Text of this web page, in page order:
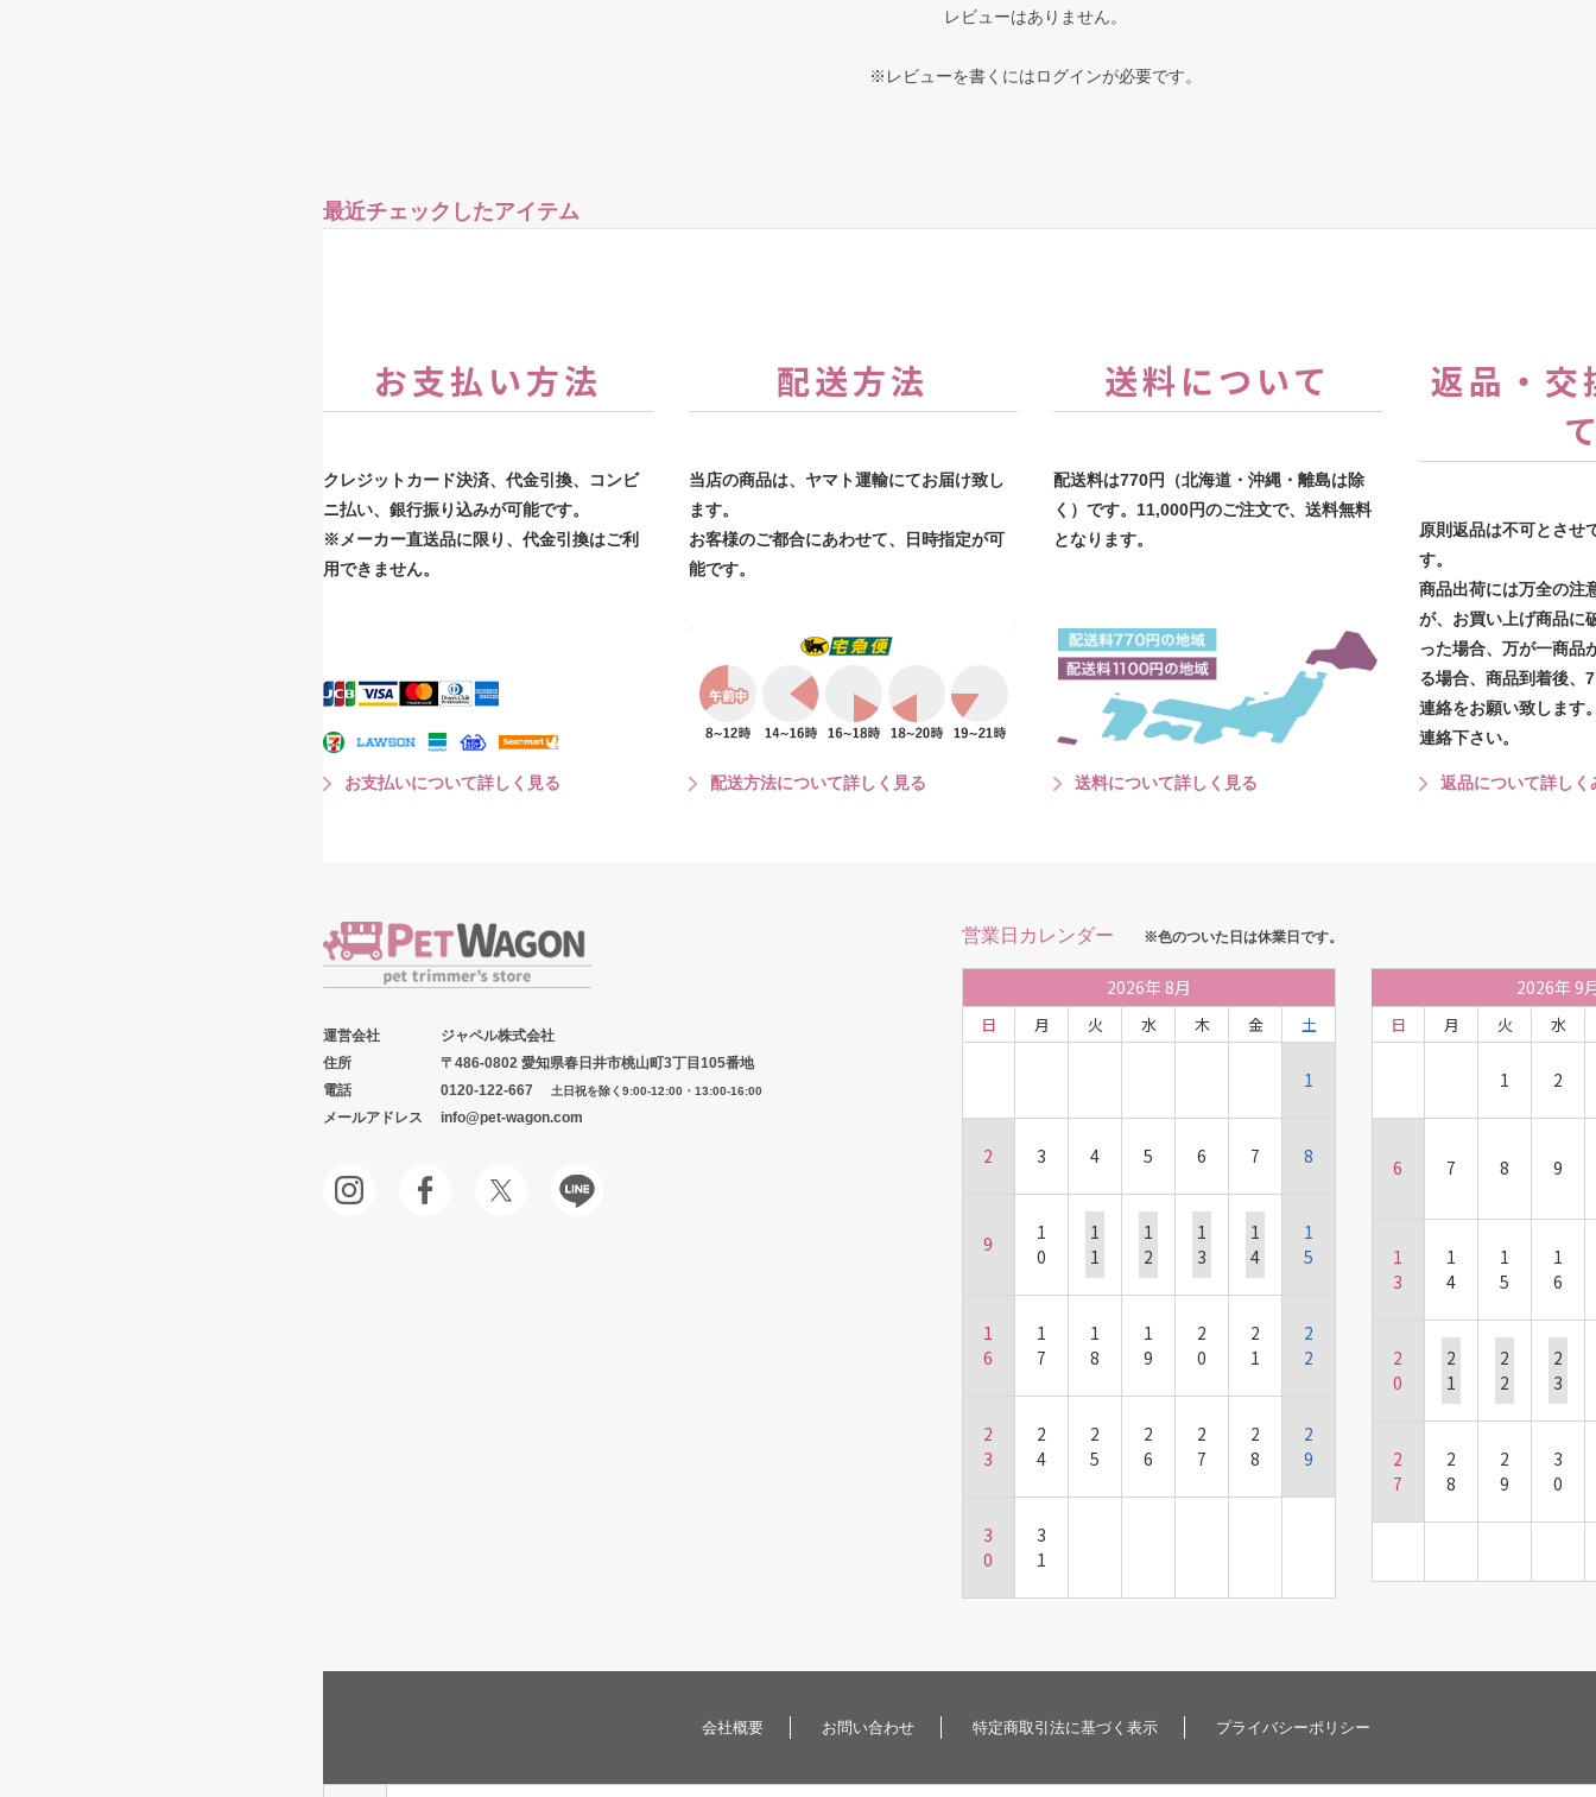
レビューはありません。
※レビューを書くにはログインが必要です。
最近チェックしたアイテム
お支払い方法
クレジットカード決済、代金引換、コンビ
ニ払い、銀行振り込みが可能です。
※メーカー直送品に限り、代金引換はご利
用できません。
お支払いについて詳しく見る
配送方法
当店の商品は、ヤマト運輸にてお届け致し
ます。
お客様のご都合にあわせて、日時指定が可
能です。
配送方法について詳しく見る
送料について
配送料は770円（北海道・沖縄・離島は除
く）です。11,000円のご注文で、送料無料
となります。
送料について詳しく見る
返品・交
原則返品は不可とさせ
す。
商品出荷には万全の注
が、お買い上げ商品に
った場合、万が一商品
る場合、商品到着後、
連絡をお願い致します
連絡下さい。
返品について詳しく
運営会社
ジャペル株式会社
住所
〒486-0802 愛知県春日井市桃山町3丁目105番地
電話
0120-122-667 土日祝を除く9:00-12:00・13:00-16:00
メールアドレス info@pet-wagon.com
営業日カレンダー ※色のついた日は休業日です。
2026年 8月
日 月 火 水 木 金 土
1
2 3 4 5 6 7 8
9
1
0
1
1
1
2
1
3
1
4
1
5
1
6
1
7
1
8
1
9
2
0
2
1
2
2
2
3
2
4
2
5
2
6
2
7
2
8
2
9
3
0
3
1
2026年 9
日 月 火 水
1 2
6 7 8 9
1
3
1
4
1
5
1
6
2
0
2
1
2
2
2
3
2
7
2
8
2
9
3
0
会社概要 お問い合わせ 特定商取引法に基づく表示 プライバシーポリシー